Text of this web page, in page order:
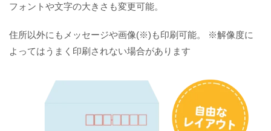
フォントや文字の大きさも変更可能。
住所以外にもメッセージや画像(※)も印刷可能。 ※解像度に
よってはうまく印刷されない場合があります